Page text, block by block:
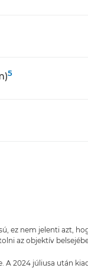
5
ez nem jelenti azt,
az objektív
A 2024 júliusa után